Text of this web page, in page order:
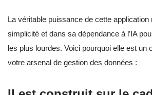
La véritable puissance de cette application
simplicité et dans sa dépendance à l’IA
les plus lourdes. Voici pourquoi elle est un
votre arsenal de gestion des données :